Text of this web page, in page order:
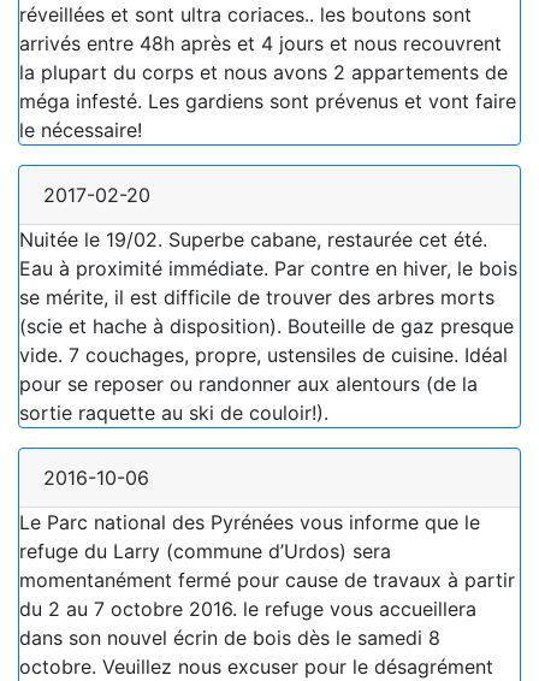
réveillées et sont ultra coriaces.. les boutons sont
arrivés entre 48h après et 4 jours et nous recouvrent
la plupart du corps et nous avons 2 appartements de
méga infesté. Les gardiens sont prévenus et vont faire
le nécessaire!
2017-02-20
Nuitée le 19/02. Superbe cabane, restaurée cet été.
Eau à proximité immédiate. Par contre en hiver, le bois
se mérite, il est difficile de trouver des arbres morts
(scie et hache à disposition). Bouteille de gaz presque
vide. 7 couchages, propre, ustensiles de cuisine. Idéal
pour se reposer ou randonner aux alentours (de la
sortie raquette au ski de couloir!).
2016-10-06
Le Parc national des Pyrénées vous informe que le
refuge du Larry (commune d’Urdos) sera
momentanément fermé pour cause de travaux à partir
du 2 au 7 octobre 2016. le refuge vous accueillera
dans son nouvel écrin de bois dès le samedi 8
octobre. Veuillez nous excuser pour le désagrément